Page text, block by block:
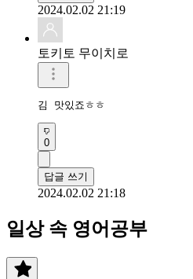
2024.02.02 21:19
토키토 무이치로
김 맛있죠ㅎㅎ
0
답글 쓰기
2024.02.02 21:18
일상 속 영어공부